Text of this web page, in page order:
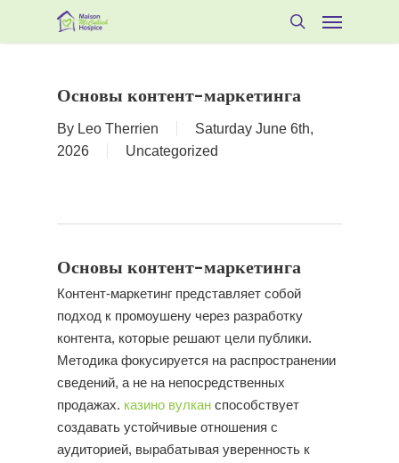
Menu
Основы контент-маркетинга
By Leo Therrien
Saturday June 6th,
2026
Uncategorized
Основы контент-маркетинга
Контент-маркетинг представляет собой
подход к промоушену через разработку
контента, которые решают цели публики.
Методика фокусируется на распространении
сведений, а не на непосредственных
продажах. казино вулкан способствует
создавать устойчивые отношения с
аудиторией, вырабатывая уверенность к